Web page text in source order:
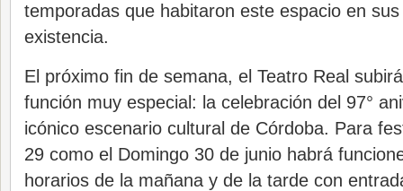
temporadas que habitaron este espacio en
existencia.
El próximo fin de semana, el Teatro Real
función muy especial: la celebración del 97°
icónico escenario cultural de Córdoba. Para
29 como el Domingo 30 de junio habrá
horarios de la mañana y de la tarde con